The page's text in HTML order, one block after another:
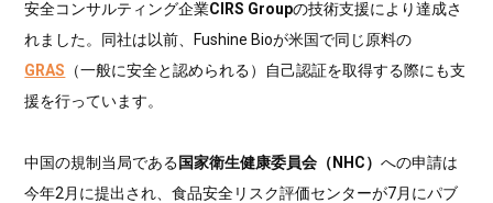
安全コンサルティング企業CIRS Groupの技術支援により達成さ
れました。同社は以前、Fushine Bioが米国で同じ原料の
GRAS （一般に安全と認められる）自己認証を取得する際にも支
援を行っています。
中国の規制当局である国家衛生健康委員会（NHC）への申請は
今年2月に提出され、食品安全リスク評価センターが7月にパブ